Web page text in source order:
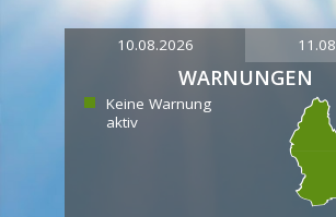
10.08.2026
WARNUNGEN
Keine Warnung
aktiv